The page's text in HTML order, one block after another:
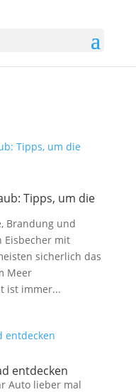
Tipps, um die
Brandung und
Eisbecher mit
sicherlich das
Meer
ist immer...
entdecken
Auto lieber mal